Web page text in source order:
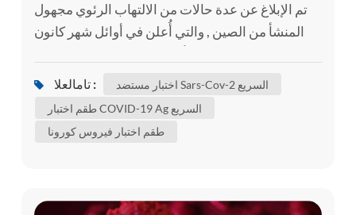
تم الإبلاغ عن عدة حالات من الالتهاب الرئوي مجهول
المنشأ من الصين , والتي أُعلن في أوائل شهر كانون
المستجد . ، وسمي الفيروس لاحقًا بالمتلازمة التنفسية
بأنه العامل المسبب لمرض فيروس كورونا 2019
(COVID-19) . على الرغم من المحاولات الضخمة
تامالعلا :
اختبار مستضد Sars-Cov-2 السريع
طقم اختبار COVID-19 Ag السريع
طقم اختبار فيروس كورونا